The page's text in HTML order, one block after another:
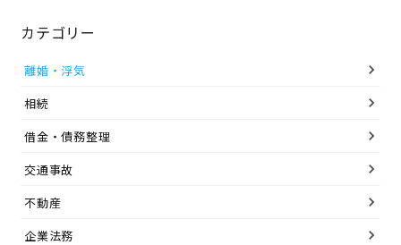
カテゴリー
離婚・浮気
相続
借金・債務整理
交通事故
不動産
企業法務